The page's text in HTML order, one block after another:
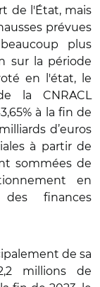
de l'État, mais
prévues
plus
sur la période
en l'état, le
la CNRACL
à la fin de
d’euros
à partir de
sommées de
en
finances
de sa
millions de